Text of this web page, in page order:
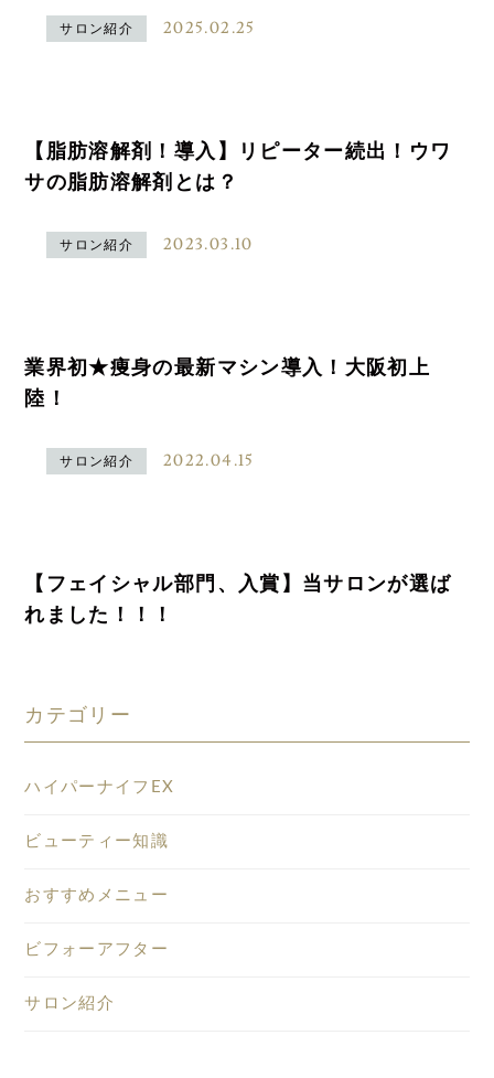
サロン紹介 2025.02.25
【脂肪溶解剤！導入】リピーター続出！ウワ
サの脂肪溶解剤とは？
サロン紹介 2023.03.10
業界初★痩身の最新マシン導入！大阪初上
陸！
サロン紹介 2022.04.15
【フェイシャル部門、入賞】当サロンが選ば
れました！！！
カテゴリー
ハイパーナイフEX
ビューティー知識
おすすめメニュー
ビフォーアフター
サロン紹介